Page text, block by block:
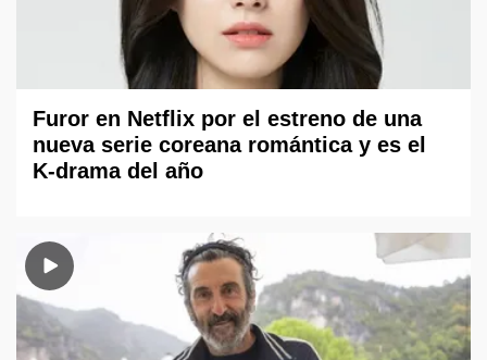
Furor en Netflix por el estreno de una
nueva serie coreana romántica y es el
K-drama del año